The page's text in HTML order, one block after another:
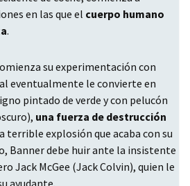
en las que el cuerpo humano
.
su experimentación con
eventualmente le convierte en
pintado de verde y con pelucón
una fuerza de destrucción
terrible explosión que acaba con su
Banner debe huir ante la insistente
Jack McGee (Jack Colvin), quien le
ayudante.